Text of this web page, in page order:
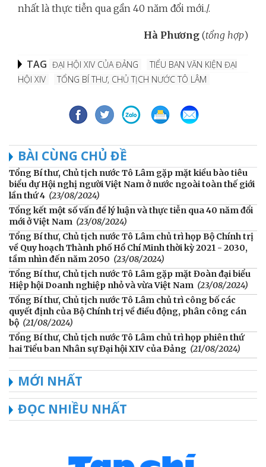
nhất là thực tiễn qua gần 40 năm đổi mới./.
Hà Phương (tổng hợp)
TAG ĐẠI HỘI XIV CỦA ĐẢNG
TIỂU BAN VĂN KIỆN ĐẠI
HỘI XIV
TỔNG BÍ THƯ, CHỦ TỊCH NƯỚC TÔ LÂM
BÀI CÙNG CHỦ ĐỀ
Tổng Bí thư, Chủ tịch nước Tô Lâm gặp mặt kiều bào tiêu
biểu dự Hội nghị người Việt Nam ở nước ngoài toàn thế giới
lần thứ 4 (23/08/2024)
Tổng kết một số vấn đề lý luận và thực tiễn qua 40 năm đổi
mới ở Việt Nam (23/08/2024)
Tổng Bí thư, Chủ tịch nước Tô Lâm chủ trì họp Bộ Chính trị
về Quy hoạch Thành phố Hồ Chí Minh thời kỳ 2021 - 2030,
tầm nhìn đến năm 2050 (23/08/2024)
Tổng Bí thư, Chủ tịch nước Tô Lâm gặp mặt Đoàn đại biểu
Hiệp hội Doanh nghiệp nhỏ và vừa Việt Nam (23/08/2024)
Tổng Bí thư, Chủ tịch nước Tô Lâm chủ trì công bố các
quyết định của Bộ Chính trị về điều động, phân công cán
bộ (21/08/2024)
Tổng Bí thư, Chủ tịch nước Tô Lâm chủ trì họp phiên thứ
hai Tiểu ban Nhân sự Đại hội XIV của Đảng (21/08/2024)
MỚI NHẤT
ĐỌC NHIỀU NHẤT